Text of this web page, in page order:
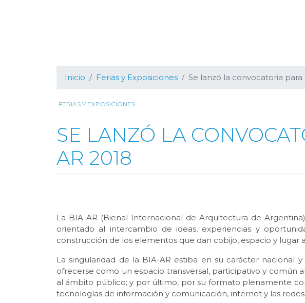
Inicio Ferias y Exposiciones Se lanzó la convocatoria para
FERIAS Y EXPOSICIONES
SE LANZÓ LA
AR 2018
La BIA-AR (Bienal Internacional de Arquitectura de
orientado al intercambio de ideas, experiencias y
construcción de los elementos que dan cobijo, espacio y lugar
La singularidad de la BIA-AR estiba en su carácter nacional
ofrecerse como un espacio transversal, participativo y común
al ámbito público; y por último, por su formato plenamente
tecnologías de información y comunicación, internet y las redes